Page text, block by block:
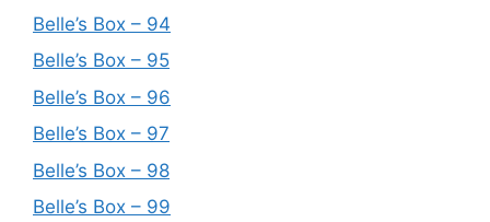
Belle’s Box – 94
Belle’s Box – 95
Belle’s Box – 96
Belle’s Box – 97
Belle’s Box – 98
Belle’s Box – 99